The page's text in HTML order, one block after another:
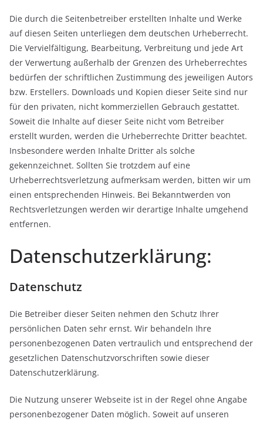
Die durch die Seitenbetreiber erstellten Inhalte und Werke
auf diesen Seiten unterliegen dem deutschen Urheberrecht.
Die Vervielfältigung, Bearbeitung, Verbreitung und jede Art
der Verwertung außerhalb der Grenzen des Urheberrechtes
bedürfen der schriftlichen Zustimmung des jeweiligen Autors
bzw. Erstellers. Downloads und Kopien dieser Seite sind nur
für den privaten, nicht kommerziellen Gebrauch gestattet.
Soweit die Inhalte auf dieser Seite nicht vom Betreiber
erstellt wurden, werden die Urheberrechte Dritter beachtet.
Insbesondere werden Inhalte Dritter als solche
gekennzeichnet. Sollten Sie trotzdem auf eine
Urheberrechtsverletzung aufmerksam werden, bitten wir um
einen entsprechenden Hinweis. Bei Bekanntwerden von
Rechtsverletzungen werden wir derartige Inhalte umgehend
entfernen.
Datenschutzerklärung:
Datenschutz
Die Betreiber dieser Seiten nehmen den Schutz Ihrer
persönlichen Daten sehr ernst. Wir behandeln Ihre
personenbezogenen Daten vertraulich und entsprechend der
gesetzlichen Datenschutzvorschriften sowie dieser
Datenschutzerklärung.
Die Nutzung unserer Webseite ist in der Regel ohne Angabe
personenbezogener Daten möglich. Soweit auf unseren